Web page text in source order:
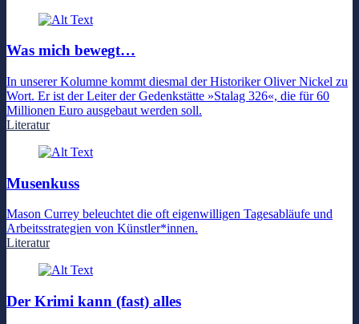
Was mich bewegt…
In unserer Kolumne kommt diesmal der Historiker Oliver Nickel zu
Wort. Er ist der Leiter der Gedenkstätte »Stalag 326«, die für 60
Millionen Euro ausgebaut werden soll.
Literatur
Musenkuss
Mason Currey beleuchtet die oft eigenwilligen Tagesabläufe und
Arbeitsstrategien von Künstler*innen.
Literatur
Der Krimi kann (fast) alles